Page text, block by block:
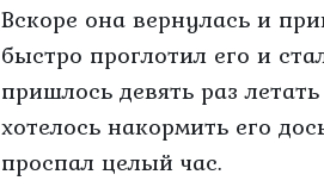
Вскоре она вернулась и
быстро проглотил его и
пришлось девять раз
хотелось накормить его
проспал целый час.